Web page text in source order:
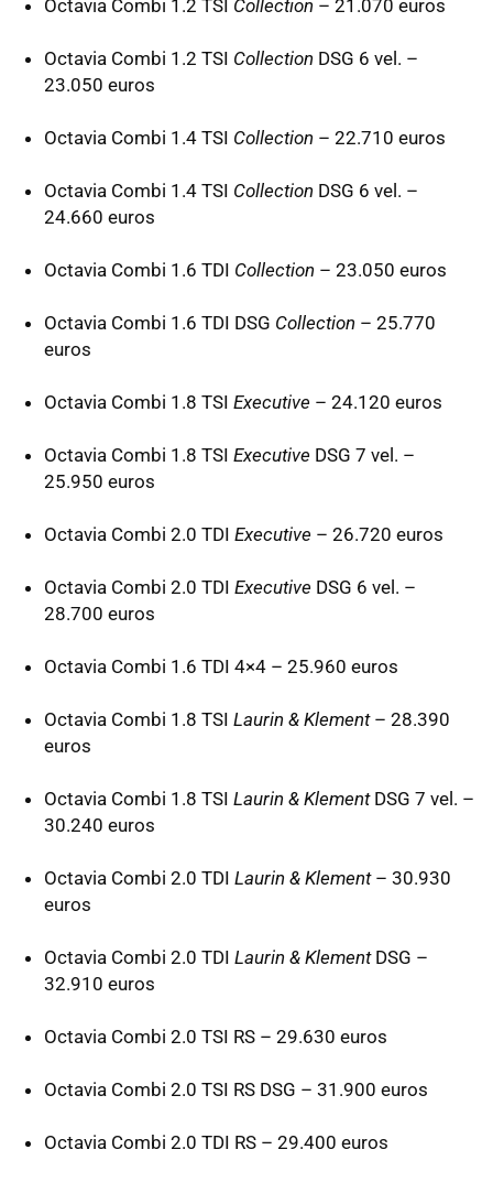
Octavia Combi 1.2 TSI Collection – 21.070 euros
Octavia Combi 1.2 TSI Collection DSG 6 vel. –
23.050 euros
Octavia Combi 1.4 TSI Collection – 22.710 euros
Octavia Combi 1.4 TSI Collection DSG 6 vel. –
24.660 euros
Octavia Combi 1.6 TDI Collection – 23.050 euros
Octavia Combi 1.6 TDI DSG Collection – 25.770
euros
Octavia Combi 1.8 TSI Executive – 24.120 euros
Octavia Combi 1.8 TSI Executive DSG 7 vel. –
25.950 euros
Octavia Combi 2.0 TDI Executive – 26.720 euros
Octavia Combi 2.0 TDI Executive DSG 6 vel. –
28.700 euros
Octavia Combi 1.6 TDI 4×4 – 25.960 euros
Octavia Combi 1.8 TSI Laurin & Klement– 28.390
euros
Octavia Combi 1.8 TSI Laurin & Klement DSG 7 vel. –
30.240 euros
Octavia Combi 2.0 TDI Laurin & Klement– 30.930
euros
Octavia Combi 2.0 TDI Laurin & Klement DSG –
32.910 euros
Octavia Combi 2.0 TSI RS – 29.630 euros
Octavia Combi 2.0 TSI RS DSG – 31.900 euros
Octavia Combi 2.0 TDI RS – 29.400 euros